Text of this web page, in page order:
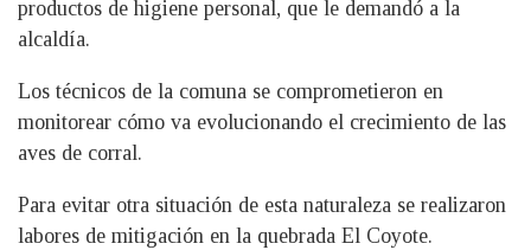
productos de higiene personal, que le demandó a la
alcaldía.
Los técnicos de la comuna se comprometieron en
monitorear cómo va evolucionando el crecimiento de las
aves de corral.
Para evitar otra situación de esta naturaleza se realizaron
labores de mitigación en la quebrada El Coyote.